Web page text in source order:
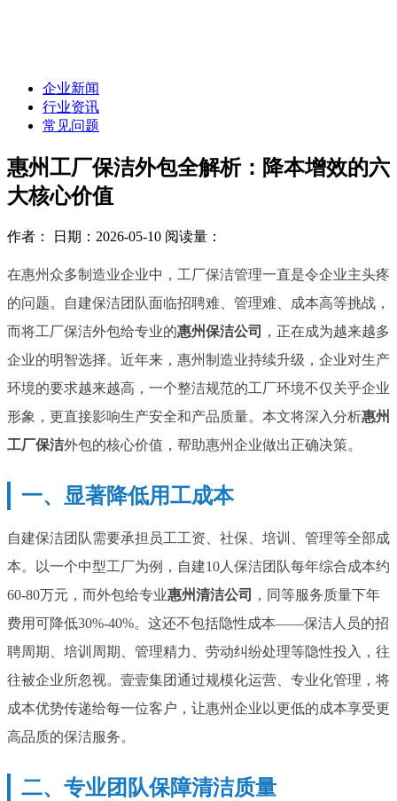
企业新闻
行业资讯
常见问题
惠州工厂保洁外包全解析：降本增效的六
大核心价值
作者： 日期：2026-05-10 阅读量：
在惠州众多制造业企业中，工厂保洁管理一直是令企业主头疼
的问题。自建保洁团队面临招聘难、管理难、成本高等挑战，
而将工厂保洁外包给专业的惠州保洁公司
，正在成为越来越多
企业的明智选择。近年来，惠州制造业持续升级，企业对生产
环境的要求越来越高，一个整洁规范的工厂环境不仅关乎企业
形象，更直接影响生产安全和产品质量。本文将深入分析惠州
工厂保洁外包的核心价值，帮助惠州企业做出正确决策。
一、显著降低用工成本
自建保洁团队需要承担员工工资、社保、培训、管理等全部成
本。以一个中型工厂为例，自建10人保洁团队每年综合成本约
60-80万元，而外包给专业惠州清洁公司
，同等服务质量下年
费用可降低30%-40%。这还不包括隐性成本——保洁人员的招
聘周期、培训周期、管理精力、劳动纠纷处理等隐性投入，往
往被企业所忽视。壹壹集团通过规模化运营、专业化管理，将
成本优势传递给每一位客户，让惠州企业以更低的成本享受更
高品质的保洁服务。
二、专业团队保障清洁质量